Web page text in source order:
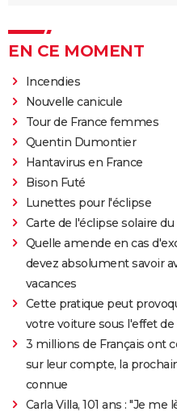
EN CE MOMENT
Incendies
Nouvelle canicule
Tour de France femmes
Quentin Dumontier
Hantavirus en France
Bison Futé
Lunettes pour l'éclipse
Carte de l'éclipse solaire du
Quelle amende en cas
devez absolument savoir
vacances
Cette pratique peut
votre voiture sous l'effet de
3 millions de Français ont
sur leur compte, la
connue
Carla Villa, 101 ans : "Je